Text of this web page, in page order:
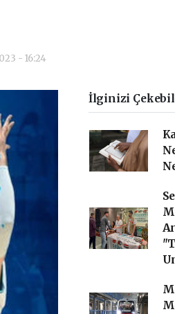
- 16:24
İlginizi